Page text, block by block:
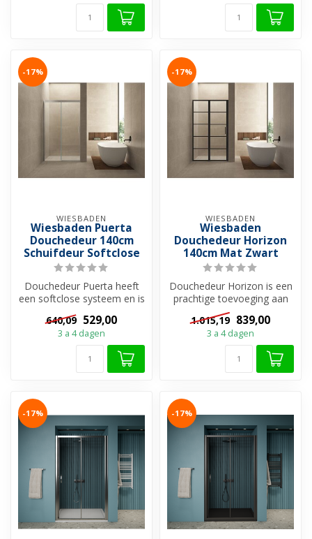
-17%
WIESBADEN
Wiesbaden Puerta
Douchedeur 140cm
Schuifdeur Softclose
Douchedeur Puerta heeft
een softclose systeem en is
zelfremmend...
640,09 529,00
3 a 4 dagen
-17%
WIESBADEN
Wiesbaden
Douchedeur Horizon
140cm Mat Zwart
Douchedeur Horizon is een
prachtige toevoeging aan
uw badkamer. Met zijn
moderne...
1.015,19 839,00
3 a 4 dagen
-17% -17%